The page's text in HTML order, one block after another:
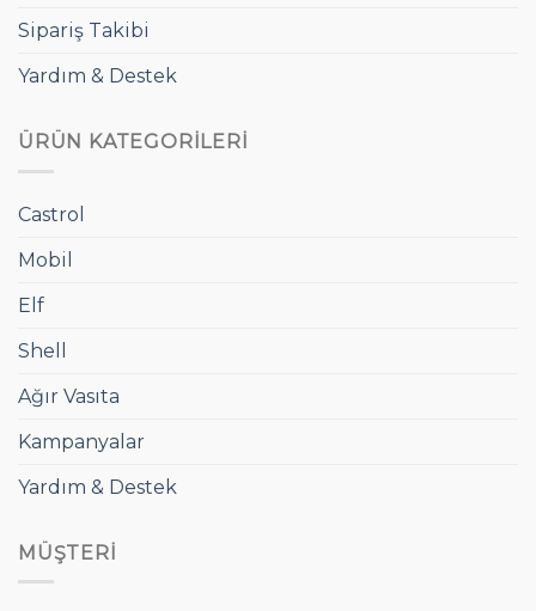
Sipariş Takibi
Yardım & Destek
ÜRÜN KATEGORILERI
Castrol
Mobil
Elf
Shell
Ağır Vasıta
Kampanyalar
Yardım & Destek
MÜŞTERI